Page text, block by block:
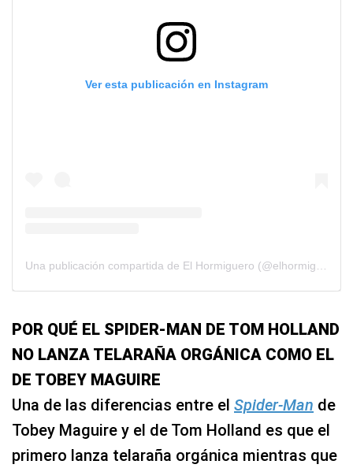
Ver esta publicación en Instagram
Una publicación compartida de El Hormiguero (@elhormiguero)
POR QUÉ EL SPIDER-MAN DE TOM HOLLAND
NO LANZA TELARAÑA ORGÁNICA COMO EL
DE TOBEY MAGUIRE
Una de las diferencias entre el Spider-Man de
Tobey Maguire y el de Tom Holland es que el
primero lanza telaraña orgánica mientras que